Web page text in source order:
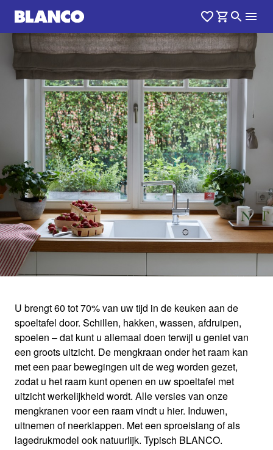
KEUKENMENGKRAA
N VOOR HET RAAM
Maak optimaal gebruik van de ruimte aan uw
raam
1 /0
U brengt 60 tot 70% van uw tijd in de keuken aan de
spoeltafel door. Schillen, hakken, wassen, afdruipen,
spoelen – dat kunt u allemaal doen terwijl u geniet van
een groots uitzicht. De mengkraan onder het raam kan
met een paar bewegingen uit de weg worden gezet,
zodat u het raam kunt openen en uw spoeltafel met
uitzicht werkelijkheid wordt. Alle versies van onze
mengkranen voor een raam vindt u hier. Induwen,
uitnemen of neerklappen. Met een sproeislang of als
lagedrukmodel ook natuurlijk. Typisch BLANCO.